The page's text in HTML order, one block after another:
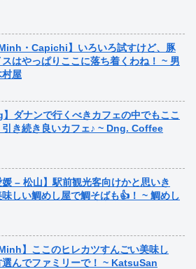
・Capichi】いろいろ試すけど、豚
はやっぱりここに落ち着くわね！ ~ 男
村屋
】ダナンで行くべきカフェの中でもここ
引き続き良いカフェ♪ ~ Dng. Coffee
媛 – 松山】駅前観光客向けかと思いき
しい鯛めし屋で鯛そばも👍！ ~ 鯛めし
】ここのヒレカツすんごい美味し
選んでファミリーで！ ~ KatsuSan